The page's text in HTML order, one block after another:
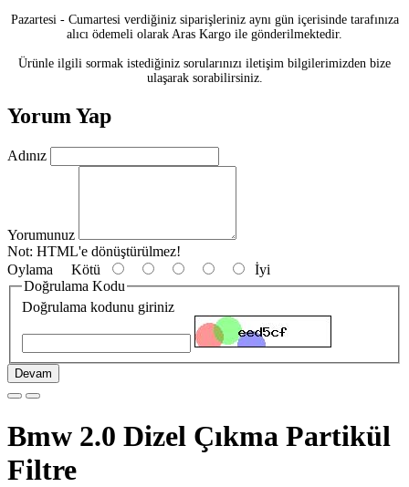
Pazartesi - Cumartesi verdiğiniz siparişleriniz aynı gün içerisinde tarafınıza
alıcı ödemeli olarak Aras Kargo ile gönderilmektedir.
Ürünle ilgili sormak istediğiniz sorularınızı iletişim bilgilerimizden bize
ulaşarak sorabilirsiniz.
Yorum Yap
Adınız
Yorumunuz
Not: HTML'e dönüştürülmez!
Oylama Kötü
İyi
Doğrulama Kodu
Doğrulama kodunu giriniz
Devam
Bmw 2.0 Dizel Çıkma Partikül
Filtre